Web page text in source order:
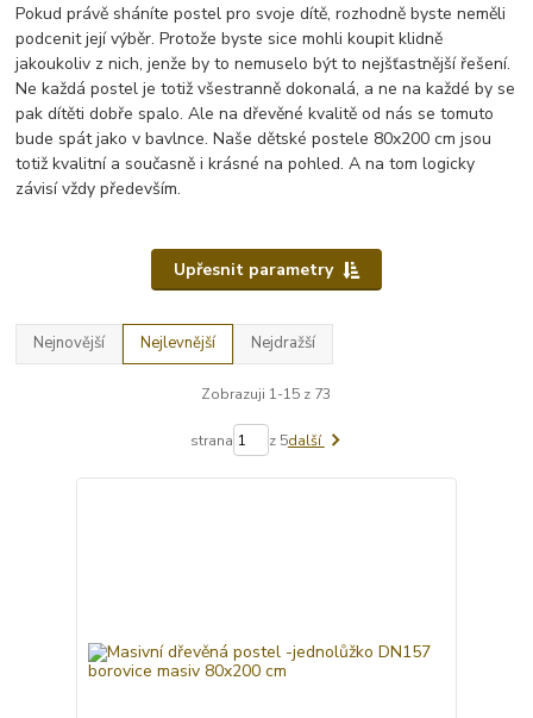
Pokud právě sháníte postel pro svoje dítě, rozhodně byste neměli
podcenit její výběr. Protože byste sice mohli koupit klidně
jakoukoliv z nich, jenže by to nemuselo být to nejšťastnější řešení.
Ne každá postel je totiž všestranně dokonalá, a ne na každé by se
pak dítěti dobře spalo. Ale na dřevěné kvalitě od nás se tomuto
bude spát jako v bavlnce. Naše dětské postele 80x200 cm jsou
totiž kvalitní a současně i krásné na pohled. A na tom logicky
závisí vždy především.
Upřesnit parametry
Nejnovější Nejlevnější Nejdražší
Zobrazuji 1-15 z 73
strana z 5další